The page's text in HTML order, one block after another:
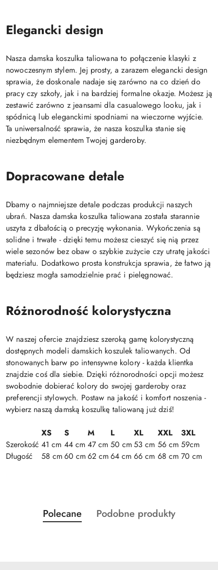
Elegancki design
Nasza damska koszulka taliowana to połączenie klasyki z
nowoczesnym stylem. Jej prosty, a zarazem elegancki design
sprawia, że doskonale nadaje się zarówno na co dzień do
pracy czy szkoły, jak i na bardziej formalne okazje. Możesz ją
zestawić zarówno z jeansami dla casualowego looku, jak i
spódnicą lub eleganckimi spodniami na wieczorne wyjście.
Ta uniwersalność sprawia, że nasza koszulka stanie się
niezbędnym elementem Twojej garderoby.
Dopracowane detale
Dbamy o najmniejsze detale podczas produkcji naszych
ubrań. Nasza damska koszulka taliowana została starannie
uszyta z dbałością o precyzję wykonania. Wykończenia są
solidne i trwałe - dzięki temu możesz cieszyć się nią przez
wiele sezonów bez obaw o szybkie zużycie czy utratę jakości
materiału. Dodatkowo prosta konstrukcja sprawia, że łatwo ją
będziesz mogła samodzielnie prać i pielęgnować.
Różnorodność kolorystyczna
W naszej ofercie znajdziesz szeroką gamę kolorystyczną
dostępnych modeli damskich koszulek taliowanych. Od
stonowanych barw po intensywne kolory - każda klientka
znajdzie coś dla siebie. Dzięki różnorodności opcji możesz
swobodnie dobierać kolory do swojej garderoby oraz
preferencji stylowych. Postaw na jakość i komfort noszenia -
wybierz naszą damską koszulkę taliowaną już dziś!
XS S M L XL XXL
3XL
Szerokość 41 cm 44 cm 47 cm 50 cm53 cm 56 cm 59cm
Długość
58 cm60 cm62 cm64 cm 66 cm 68 cm 70 cm
Pomiń karuzelę produktów
Produkty
o
Polecane
Produkty
Podobne produkty